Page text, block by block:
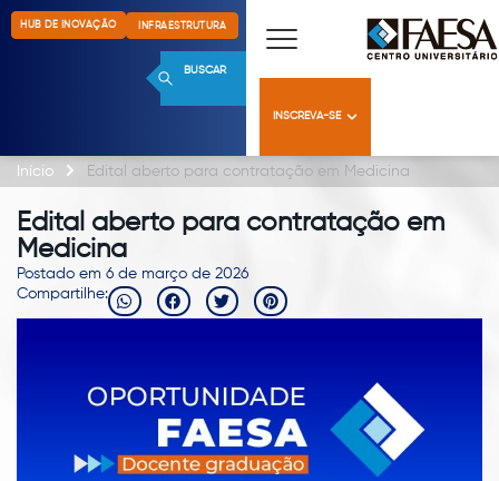
HUB DE INOVAÇÃO INFRAESTRUTURA
BUSCAR
INSCREVA-SE
Início Edital aberto para contratação em Medicina
Edital aberto para contratação em
Medicina
Postado em 6 de março de 2026
Compartilhe: